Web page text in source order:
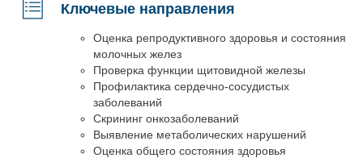
Ключевые направления
Оценка репродуктивного здоровья и состояния
молочных желез
Проверка функции щитовидной железы
Профилактика сердечно-сосудистых
заболеваний
Скрининг онкозаболеваний
Выявление метаболических нарушений
Оценка общего состояния здоровья